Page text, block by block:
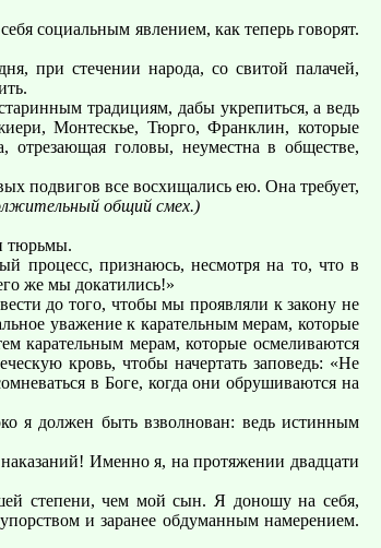
социальным явлением, как теперь говорят.
при стечении народа, со свитой палачей,
традициям, дабы укрепиться, а ведь
Монтескье, Тюрго, Франклин, которые
головы, неуместна в обществе,
подвигов все восхищались ею. Она требует,
общий смех.)
тюрьмы.
процесс, признаюсь, несмотря на то, что в
же мы докатились!»
до того, чтобы мы проявляли к закону не
уважение к карательным мерам, которые
карательным мерам, которые осмеливаются
кровь, чтобы начертать заповедь: «Не
в Боге, когда они обрушиваются на
я должен быть взволнован: ведь истинным
Именно я, на протяжении двадцати
степени, чем мой сын. Я доношу на себя,
и заранее обдуманным намерением.